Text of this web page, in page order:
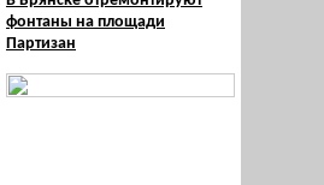
фонтаны на площади
Партизан